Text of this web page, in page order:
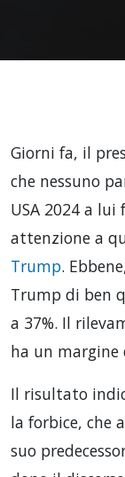
Giorni fa, il
che nessuno
USA 2024 a
attenzione a
Trump.
Trump di ben
a 37%. Il
ha un
Il risultato
la forbice, che
suo